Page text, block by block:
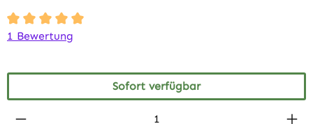
Durchschnittliche Bewertung von 5 von 5 Sternen
1 Bewertung
Sofort verfügbar
Produkt Anzahl: Gib den gewünschten